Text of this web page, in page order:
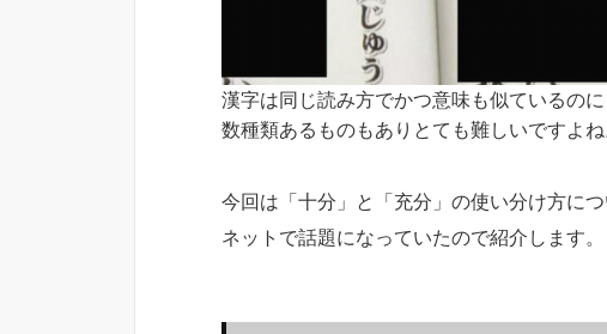
漢字は同じ読み方でかつ意味も似ているのに
数種類あるものもありとても難しいですよね
今回は「十分」と「充分」の使い分け方につ
ネットで話題になっていたので紹介します。